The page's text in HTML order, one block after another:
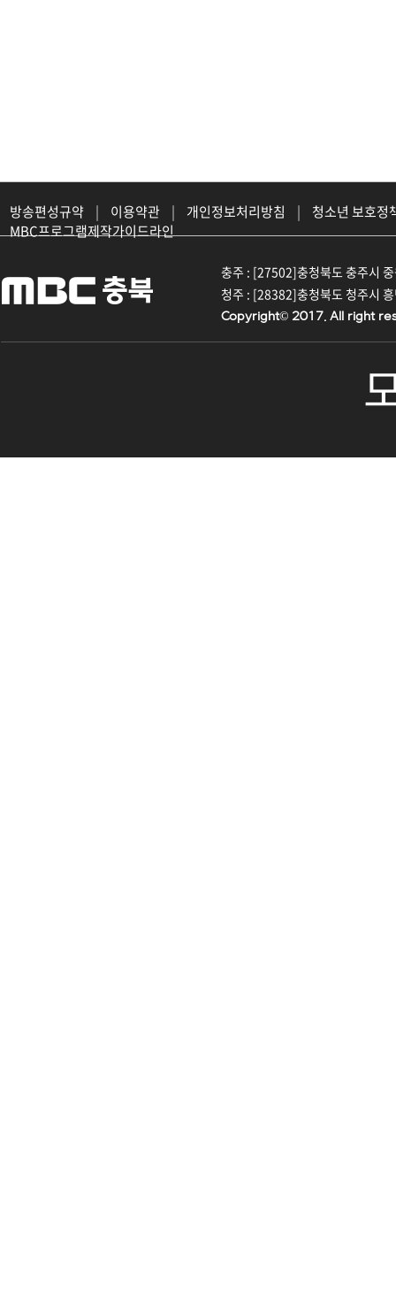
방송편성규약 | 이용약관 | 개인정보처리방침 |
청소년 보호정
MBC프로그램제작가이드라인
충주 : [27502]충청북도 충주시
청주 : [28382]충청북도 청주시
Copyright© 2017. All right